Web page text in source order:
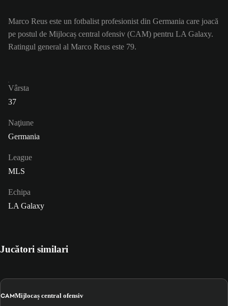
Marco Reus este un fotbalist profesionist din Germania care joacă
pe postul de Mijlocaș central ofensiv (CAM) pentru LA Galaxy.
Ratingul general al Marco Reus este 79.
Vârsta
37
Naţiune
Germania
League
MLS
Echipa
LA Galaxy
Jucători similari
CAMMijlocaș central ofensiv